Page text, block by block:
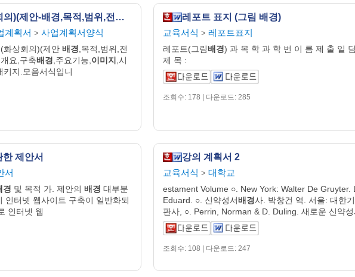
사업계획서 (화상회의)(제안-배경,목적,범위,전산화도입요인 화상회의-개요,구축배경,주요기능,이미지,시스템구성도,기대효과)
계획서 > 사업계획서양식
화상회의)(제안 배경 ,목적,범위,전
요,구축배경 ,주요기능, 이미지 ,시
키지.모음서식입니
레포트 표지 (그림 배경)
교육서식 > 레포트표지
레포트(그림배경) 과 목 학 과 학 번 이 름 제 출 일
제 목 :
조회수: 178 | 다운로드: 285
제안서
서
경 및 목적 가. 제안의 배경 대부분
인터넷 웹사이트 구축이 일반화되
인터넷 웹
강의 계획서 2
교육서식 > 대학교
estament Volume ○. New York: Walter De Gruyter.
Eduard. ○. 신약성서배경사. 박창건 역. 서울: 대한
판사, ○. Perrin, Norman & D. Duling. 새로운 신약성
조회수: 108 | 다운로드: 247